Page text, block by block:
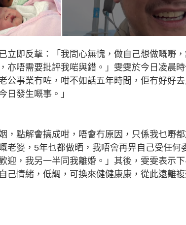
立即反擊：「我問心無愧，做自己想做嘅嘢
亦唔需要批評我啱與錯。」雯雯於今日凌晨
公事業冇咗，咁不如話五年時間，佢冇好好
日發生嘅事。」
，點解會搞成咁，唔會冇原因，只係我乜嘢
老婆，5年乜都做晒，我唔會再畀自己受任何
迎，我另一半同我離婚。」其後，雯雯表示
己情緒，低調，可換來健健康康，從此遠離